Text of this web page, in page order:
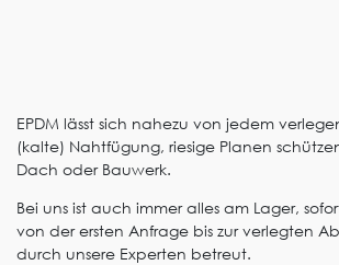
EPDM lässt sich nahezu von jedem
(kalte) Nahtfügung, riesige Planen
Dach oder Bauwerk.
Bei uns ist auch immer alles am Lager,
von der ersten Anfrage bis zur verlegten
durch unsere Experten betreut.